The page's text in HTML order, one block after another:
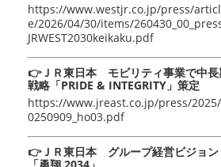
https://www.westjr.co.jp/press/articl
e/2026/04/30/items/
JRWEST2030keikaku.pdf
👉ＪＲ東日本 モビリティ事業で中長
戦略「PRIDE & INTEGRITY」策定
https://www.jreast.co.jp/press/
0250909_ho03.pdf
👉ＪＲ東日本 グループ経営ビジョン
「勇翔 2034」